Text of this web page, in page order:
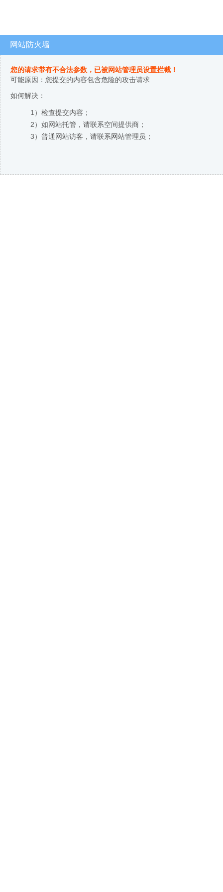
网站防火墙
您的请求带有不合法参数，已被网站管理员设置拦截！
可能原因：您提交的内容包含危险的攻击请求
如何解决：
1）检查提交内容；
2）如网站托管，请联系空间提供商；
3）普通网站访客，请联系网站管理员；